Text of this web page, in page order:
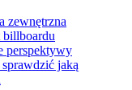
zewnętrzna
billboardu
perspektywy
jaką